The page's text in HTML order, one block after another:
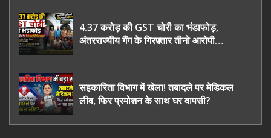
4.37 करोड़ की GST चोरी का भंडाफोड़,
अंतरराज्यीय गैंग के गिरफ़्तार तीनो आरोपी
सहकारिता विभाग में खेला! तबादले पर मेडिकल
लीव, फिर प्रमोशन के साथ घर वापसी?